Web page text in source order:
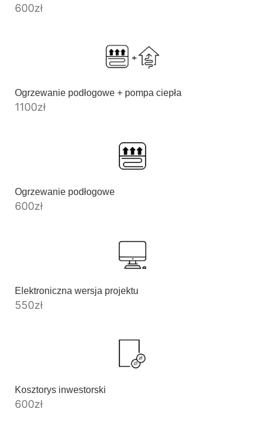
600zł
Ogrzewanie podłogowe + pompa ciepła
1100zł
Ogrzewanie podłogowe
600zł
Elektroniczna wersja projektu
550zł
Kosztorys inwestorski
600zł